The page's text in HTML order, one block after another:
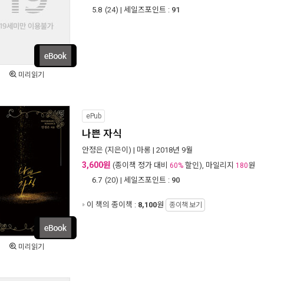
미리읽기
5.8 (24) | 세일즈포인트 : 91
미리읽기
ePub
나쁜 자식
안정은 (지은이) | 마롱 | 2018년 9월
3,600원 (종이책 정가 대비 60% 할인), 마일리지 180원
6.7 (20) | 세일즈포인트 : 90
이 책의 종이책 : 8,100원 종이책 보기